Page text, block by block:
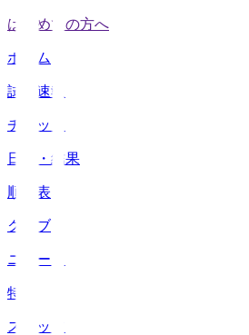
はじめての方へ
ホーム
試合速報
チケット
日程・結果
順位表
クラブ
ニュース
特集
スタッツ